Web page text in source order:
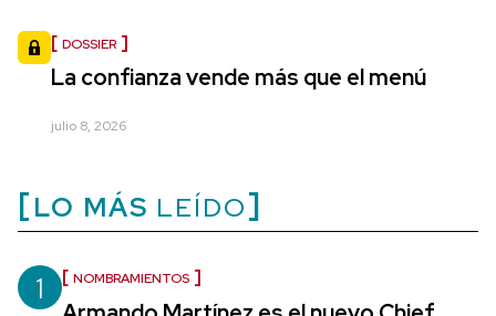
DOSSIER
La confianza vende más que el menú
julio 8, 2026
LO MÁS LEÍDO
1 NOMBRAMIENTOS